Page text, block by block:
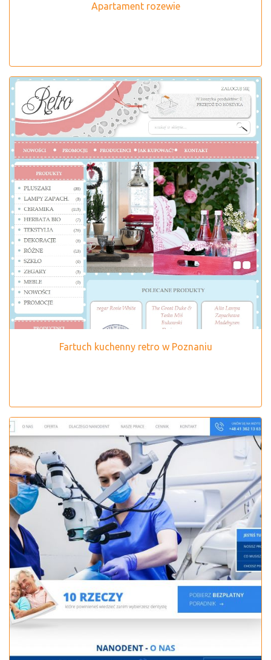
Apartament rozewie
Fartuch kuchenny retro w Poznaniu